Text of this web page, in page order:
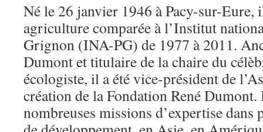
Né le 26 janvier 1946 à Pacy-sur-Eure,
agriculture comparée à l’Institut
Grignon (INA-PG) de 1977 à 2011.
Dumont et titulaire de la chaire du
écologiste, il a été vice-président de
création de la Fondation René Dumont.
nombreuses missions d’expertise dans